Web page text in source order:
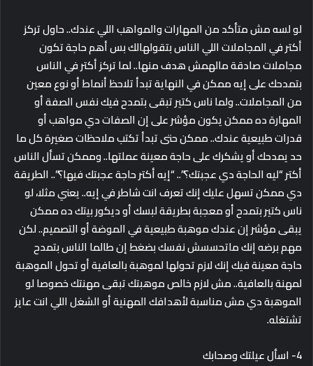
لو لسه مش متأكد من المهارات والمواهب اللي عندك.. حاول تركز
أكتر في المجاملات اللي الناس بتقولهالك بس أهم حاجة تكون
مجاملات صادقة مالهمش هدف منها.. لما تركز أكتر في الناس
بتمدحك على إيه ممكن في النهاية تبدأ تلاحظ أنماط أو نوع معين
من المجاملات.. ولما ناس كتير تبقى بتمدح فيك نفس الصفة أو
المهارة ده ممكن يكون مؤشر على إن الصفات دي مواهب أو
قدرات طبيعية عندك.. ممكن حتى تبدأ تكتب ملاحظات صغيرة كل ما
حد يمدحك أو يشكرك على حاجة معينة عملتها.. وممكن تسأل الناس
أكتر “ليه الحاجة دي عجبتك؟”.. “إيه أكتر حاجة عجبتك فيها؟”.. الطريقة
دي ممكن تسهل عليك إنك تعرف انت شاطر في إيه.. يعني مثلا، لو
ناس كتير بتمدح أو معجبة بطريقة لبسك أو ديكور بيتك ده ممكن
يبقى مؤشر إن عندك موهبة طبيعية في الموضة أو التصميم.. لكن
مهم برضه إنك ماتحسسش نفسك بضغط إن طالما الناس بتمدح
حاجة معينة فيك إنك لازم تحولها لموهبة بالعافية أو تحول الموهبة
لمهنة بالعافية.. مش لازم خالص موهبتك تبقى مهنتك خصوصا لو
الموهبة دي مش مناسبة لأهدافك المهنية أو الشغل اللي انت عايز
تشتغله.
4- اسأل عيلتك وصحابك